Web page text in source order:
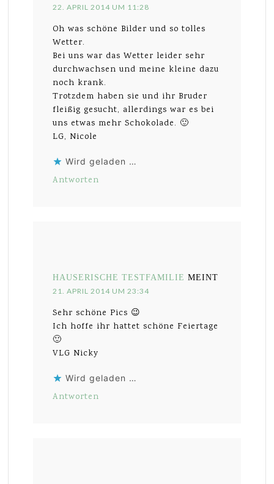
22. APRIL 2014 UM 11:28
Oh was schöne Bilder und so tolles
Wetter.
Bei uns war das Wetter leider sehr
durchwachsen und meine kleine dazu
noch krank.
Trotzdem haben sie und ihr Bruder
fleißig gesucht, allerdings war es bei
uns etwas mehr Schokolade. 🙂
LG, Nicole
Wird geladen …
Antworten
HAUSERISCHE TESTFAMILIE MEINT
21. APRIL 2014 UM 23:34
Sehr schöne Pics 😉
Ich hoffe ihr hattet schöne Feiertage
🙂
VLG Nicky
Wird geladen …
Antworten